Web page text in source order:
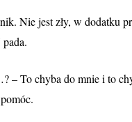
Nie jest zły, w dodatku
– To chyba do mnie i to